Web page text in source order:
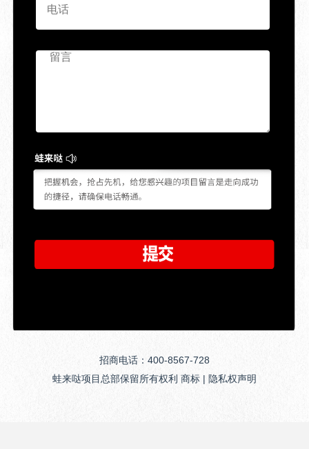
招商电话：400-8567-728
蛙来哒项目总部保留所有权利 商标 | 隐私权声明